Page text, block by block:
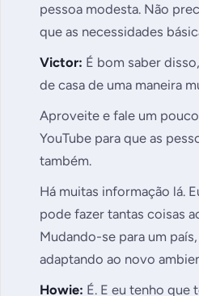
pessoa modesta. Não
que as necessidades
Victor: É bom saber
de casa de uma maneira
Aproveite e fale um
YouTube para que as
também.
Há muitas informação lá.
pode fazer tantas coisas
Mudando-se para um
adaptando ao novo
Howie: É. E eu tenho que